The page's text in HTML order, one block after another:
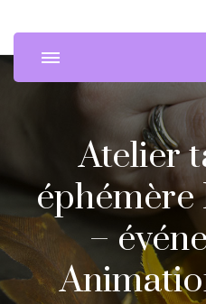
Atelier
–